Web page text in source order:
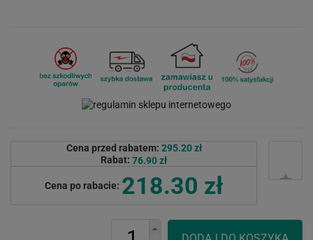
Cena przed rabatem: 295.20 zł
Rabat: 76.90 zł
Cena po rabacie: 218.30 zł